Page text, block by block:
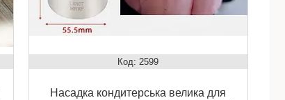
2599
Насадка кондитерська велика для